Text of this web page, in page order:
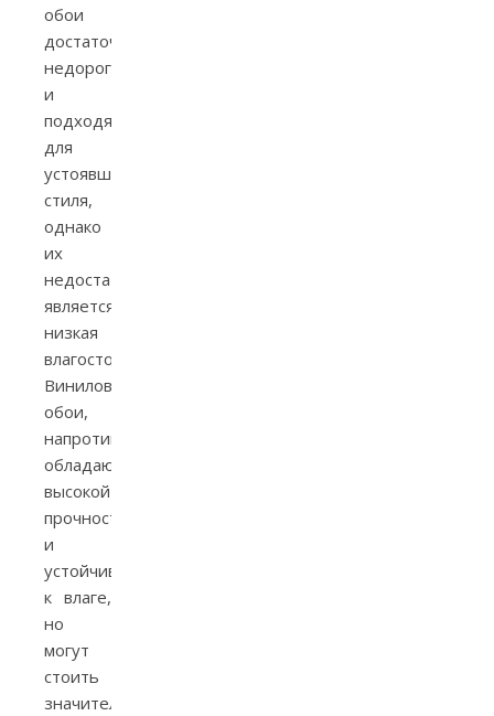
обои
достаточно
недороги
и
подходят
для
устоявшегося
стиля,
однако
их
недостатком
является
низкая
влагостойкость.
Виниловые
обои,
напротив,
обладают
высокой
прочностью
и
устойчивостью
к влаге,
но
могут
стоить
значительно